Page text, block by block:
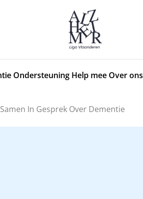
Ondersteuning Help mee Over ons
In Gesprek Over Dementie